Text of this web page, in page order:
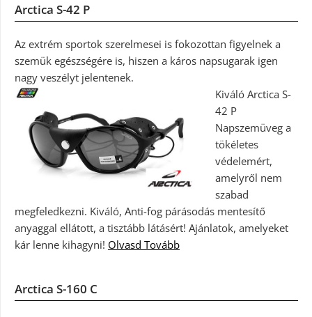
Arctica S-42 P
Az extrém sportok szerelmesei is fokozottan figyelnek a
szemük egészségére is, hiszen a káros napsugarak igen
nagy veszélyt jelentenek.
Kiváló Arctica S-
42 P
Napszemüveg a
tökéletes
védelemért,
amelyről nem
szabad
megfeledkezni. Kiváló, Anti-fog párásodás mentesítő
anyaggal ellátott, a tisztább látásért! Ajánlatok, amelyeket
kár lenne kihagyni! Olvasd Tovább
Arctica S-160 C